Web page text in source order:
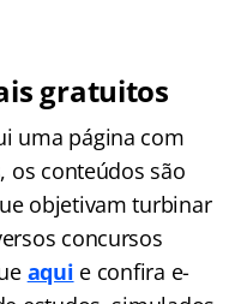
gratuitos
uma página com
os conteúdos são
objetivam turbinar
concursos
aqui e confira e-